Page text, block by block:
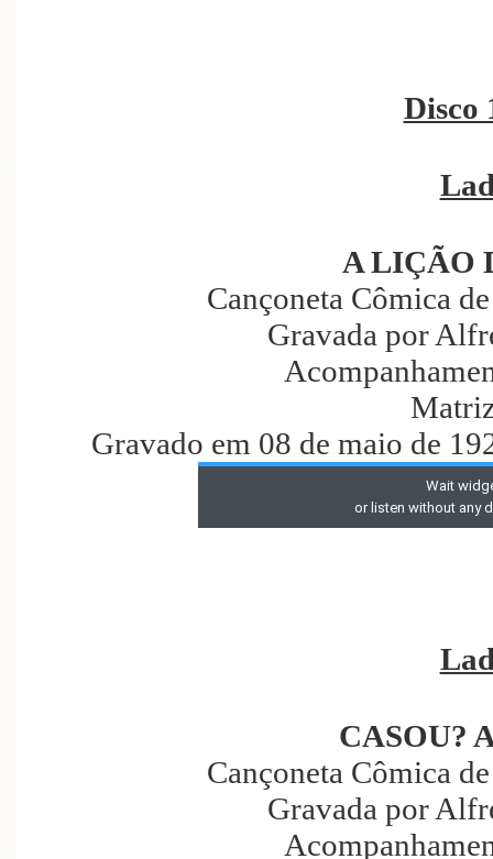
Disco
A LIÇÃO
Cançoneta Cômica
Gravada por
Gravado em 08 de maio de
CASOU?
Cançoneta Cômica
Gravada por